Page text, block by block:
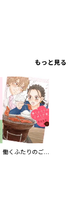
もっと見る
働くふたりのごほうび飯